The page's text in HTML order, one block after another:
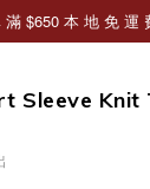
Sleeve Knit